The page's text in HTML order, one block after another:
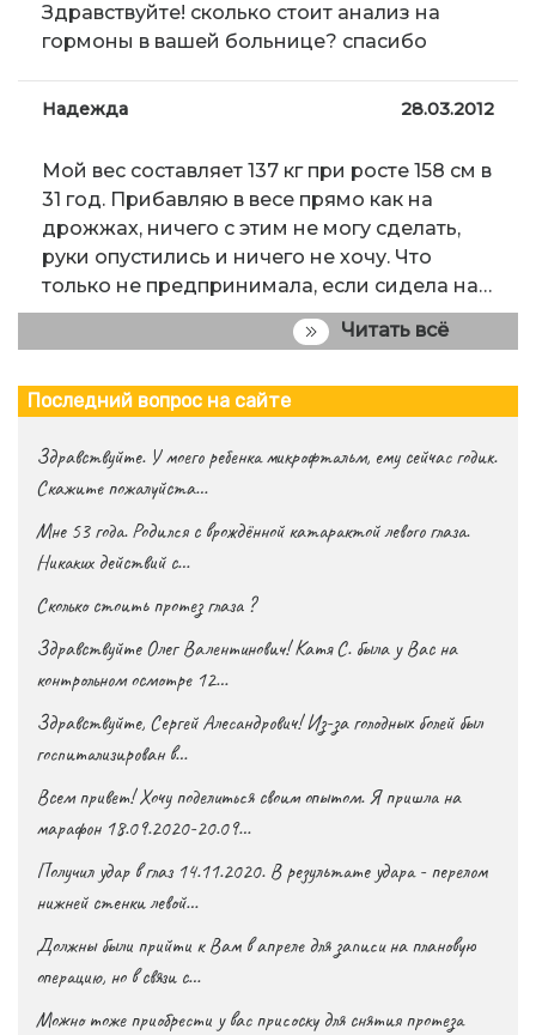
Здравствуйте! сколько стоит анализ на
гормоны в вашей больнице? спасибо
Надежда 28.03.2012
Мой вес составляет 137 кг при росте 158 см в
31 год. Прибавляю в весе прямо как на
дрожжах, ничего с этим не могу сделать,
руки опустились и ничего не хочу. Что
только не предпринимала, если сидела на…
Читать всё
Последний вопрос на сайте
Здравствуйте. У моего ребенка микрофтальм, ему сейчас годик.
Скажите пожалуйста…
Мне 53 года. Родился с врождённой катарактой левого глаза.
Никаких действий с…
Сколько стоить протез глаза ?
Здравствуйте Олег Валентинович! Катя С. была у Вас на
контрольном осмотре 12…
Здравствуйте, Сергей Алесандрович! Из-за голодных болей был
госпитализирован в…
Всем привет! Хочу поделиться своим опытом. Я пришла на
марафон 18.09.2020-20.09…
Получил удар в глаз 14.11.2020. В результате удара - перелом
нижней стенки левой…
Должны были прийти к Вам в апреле для записи на плановую
операцию, но в связи с…
Можно тоже приобрести у вас присоску для снятия протеза